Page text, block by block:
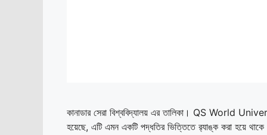
কানাডার সেরা বিশ্ববিদ্যালয় এর তালিকা। QS World
হয়েছে, এটি এমন একটি পদ্ধতির ভিত্তিতে র‌্যাঙ্ক করা হয়ে থাকে